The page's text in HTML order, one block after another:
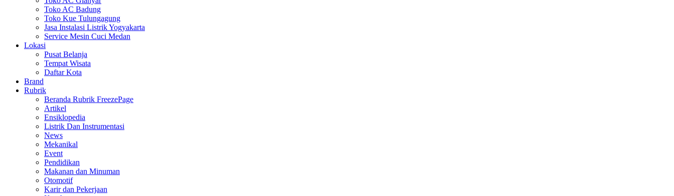
Toko AC Badung
Toko Kue Tulungagung
Jasa Instalasi Listrik Yogyakarta
Service Mesin Cuci Medan
Lokasi
Pusat Belanja
Tempat Wisata
Daftar Kota
Brand
Rubrik
Beranda Rubrik FreezePage
Artikel
Ensiklopedia
Listrik Dan Instrumentasi
News
Mekanikal
Event
Pendidikan
Makanan dan Minuman
Otomotif
Karir dan Pekerjaan